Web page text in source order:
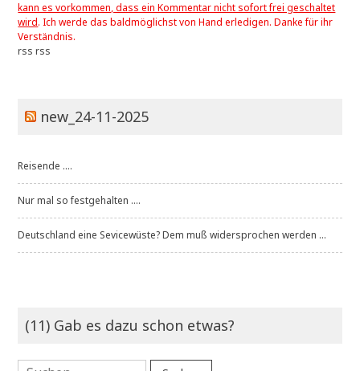
kann es vorkommen, dass ein Kommentar nicht sofort frei geschaltet
wird. Ich werde das baldmöglichst von Hand erledigen. Danke für ihr
Verständnis.
rss rss
new_24-11-2025
Reisende ....
Nur mal so festgehalten ....
Deutschland eine Sevicewüste? Dem muß widersprochen werden ...
(11) Gab es dazu schon etwas?
Suchen